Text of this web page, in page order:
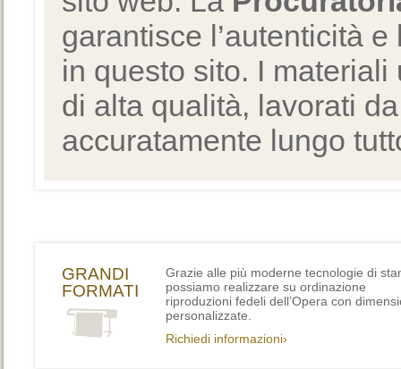
garantisce l’autenticità
in questo sito. I
di alta qualità, lavorati
accuratamente lungo
GRANDI
FORMATI
Grazie alle più moderne tecnologie di
possiamo realizzare su ordinazione
riproduzioni fedeli dell’Opera con
personalizzate.
Richiedi informazioni›